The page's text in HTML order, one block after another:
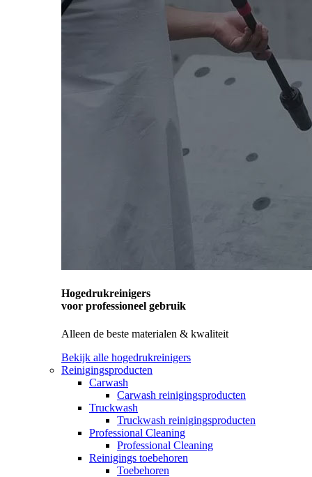
Hogedrukreinigers
voor professioneel gebruik
Alleen de beste materialen & kwaliteit
Bekijk alle hogedrukreinigers
Reinigingsproducten
Carwash
Carwash reinigingsproducten
Truckwash
Truckwash reinigingsproducten
Professional Cleaning
Professional Cleaning
Reinigings toebehoren
Toebehoren